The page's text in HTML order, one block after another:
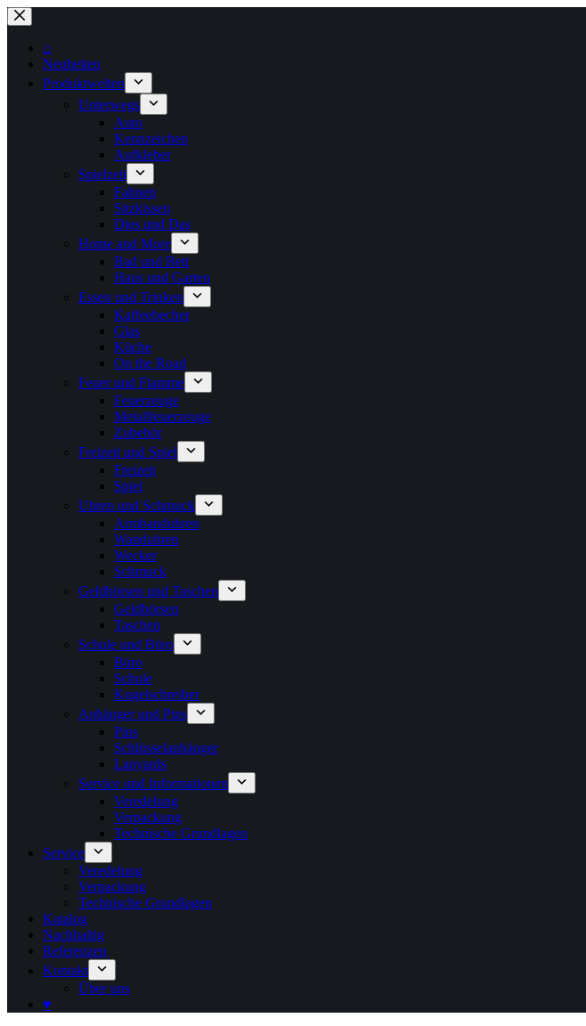
Zum
Inhalt
springen
⌂
Neuheiten
Produktwelten
Unterwegs
Auto
Kennzeichen
Aufkleber
Spielzeit
Fahnen
Sitzkissen
Dies und Das
Home and More
Bad und Bett
Haus und Garten
Essen und Trinken
Kaffeebecher
Glas
Küche
On the Road
Feuer und Flamme
Feuerzeuge
Metallfeuerzeuge
Zubehör
Freizeit und Spiel
Freizeit
Spiel
Uhren und Schmuck
Armbanduhren
Wanduhren
Wecker
Schmuck
Geldbörsen und Taschen
Geldbörsen
Taschen
Schule und Büro
Büro
Schule
Kugelschreiber
Anhänger und Pins
Pins
Schlüsselanhänger
Lanyards
Service und Informationen
Veredelung
Verpackung
Technische Grundlagen
Service
Veredelung
Verpackung
Technische Grundlagen
Katalog
Nachhaltig
Referenzen
Kontakt
Über uns
♥